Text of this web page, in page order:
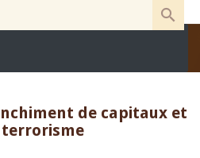
de capitaux et